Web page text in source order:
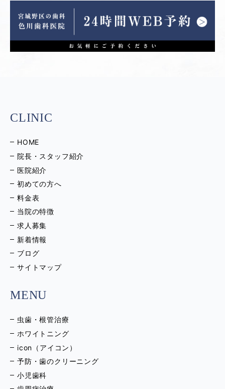
CLINIC
HOME
院長・スタッフ紹介
医院紹介
初めての方へ
料金表
当院の特徴
求人募集
新着情報
ブログ
サイトマップ
MENU
虫歯・根管治療
ホワイトニング
icon（アイコン）
予防・歯のクリーニング
小児歯科